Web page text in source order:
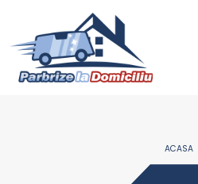
ACASA